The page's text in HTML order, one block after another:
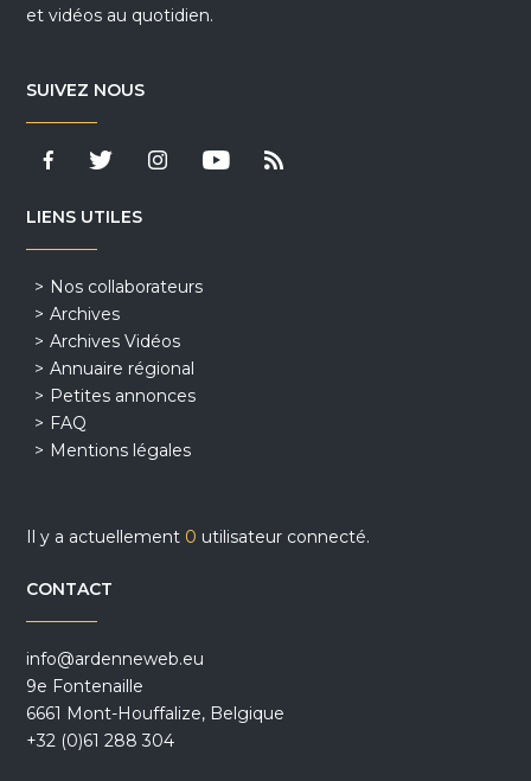
et vidéos au quotidien.
SUIVEZ NOUS
LIENS UTILES
Nos collaborateurs
Archives
Archives Vidéos
Annuaire régional
Petites annonces
FAQ
Mentions légales
Il y a actuellement 0 utilisateur connecté.
CONTACT
info@ardenneweb.eu
9e Fontenaille
6661 Mont-Houffalize, Belgique
+32 (0)61 288 304